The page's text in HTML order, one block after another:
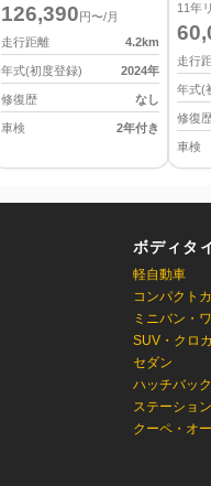
126,390 円〜/月
走行距離
4.2km
年式(初度登録) 2024年
修復歴 なし
車検 2年付き
11年
走行
年式(
修復
車検
ボディタ
軽自動車
コンパクト
ミニバン・
SUV・クロ
セダン
ハッチバック
ステーショ
クーペ・オ